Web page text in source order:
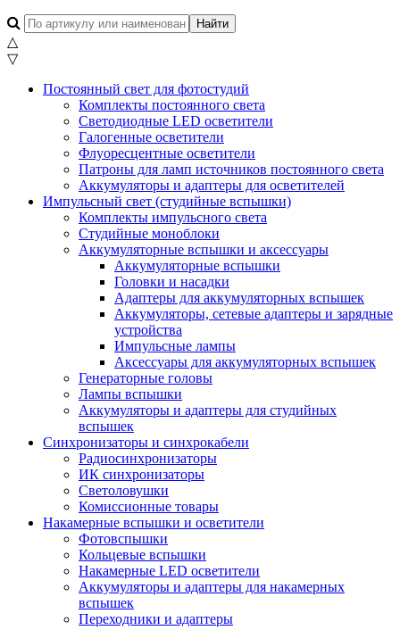
△
▽
Постоянный свет для фотостудий
Комплекты постоянного света
Светодиодные LED осветители
Галогенные осветители
Флуоресцентные осветители
Патроны для ламп источников постоянного света
Аккумуляторы и адаптеры для осветителей
Импульсный свет (студийные вспышки)
Комплекты импульсного света
Студийные моноблоки
Аккумуляторные вспышки и аксессуары
Аккумуляторные вспышки
Головки и насадки
Адаптеры для аккумуляторных вспышек
Аккумуляторы, сетевые адаптеры и зарядные
устройства
Импульсные лампы
Аксессуары для аккумуляторных вспышек
Генераторные головы
Лампы вспышки
Аккумуляторы и адаптеры для студийных
вспышек
Синхронизаторы и синхрокабели
Радиосинхронизаторы
ИК синхронизаторы
Светоловушки
Комиссионные товары
Накамерные вспышки и осветители
Фотовспышки
Кольцевые вспышки
Накамерные LED осветители
Аккумуляторы и адаптеры для накамерных
вспышек
Переходники и адаптеры